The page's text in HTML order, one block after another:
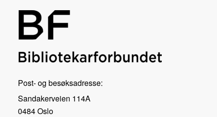
Post- og besøksadresse:
Sandakerveien 114A
0484 Oslo